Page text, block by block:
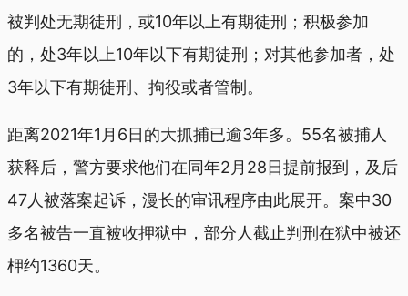
被判处无期徒刑，或10年以上有期徒刑；积极参加
的，处3年以上10年以下有期徒刑；对其他参加者，处
3年以下有期徒刑、拘役或者管制。
距离2021年1月6日的大抓捕已逾3年多。55名被捕人
获释后，警方要求他们在同年2月28日提前报到，及后
47人被落案起诉，漫长的审讯程序由此展开。案中30
多名被告一直被收押狱中，部分人截止判刑在狱中被还
柙约1360天。